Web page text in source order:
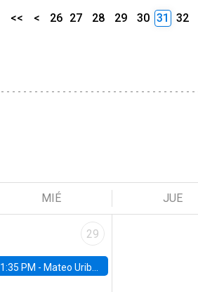
<< < 26 27 28 29 30 31 32
MIÉ JUE
29
1:35 PM - Mateo Uribe-Castro, Universidad de los Andes (Colombia)